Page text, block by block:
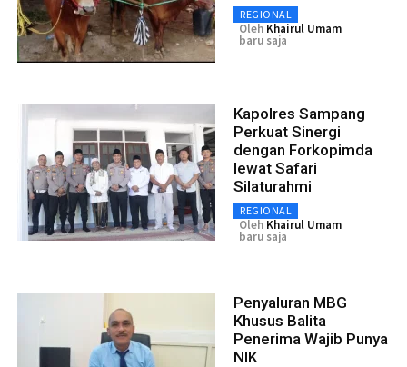
REGIONAL
Oleh Khairul Umam
baru saja
Kapolres Sampang
Perkuat Sinergi
dengan Forkopimda
lewat Safari
Silaturahmi
REGIONAL
Oleh Khairul Umam
baru saja
Penyaluran MBG
Khusus Balita
Penerima Wajib Punya
NIK